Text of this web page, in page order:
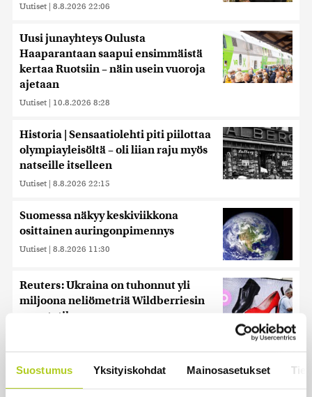
Suostumus Yksityiskohdat Mainosasetukset
Uutiset | 8.8.2026 22:06
Uusi junayhteys Oulusta
Haaparantaan saapui ensimmäistä
kertaa Ruotsiin – näin usein vuoroja
ajetaan
Uutiset | 10.8.2026 8:28
Historia | Sensaatiolehti piti piilottaa
olympiayleisöltä – oli liian raju myös
natseille itselleen
Uutiset | 8.8.2026 22:15
Suomessa näkyy keskiviikkona
osittainen auringonpimennys
Uutiset | 8.8.2026 11:30
Reuters: Ukraina on tuhonnut yli
miljoona neliömetriä Wildberriesin
varastotilaa